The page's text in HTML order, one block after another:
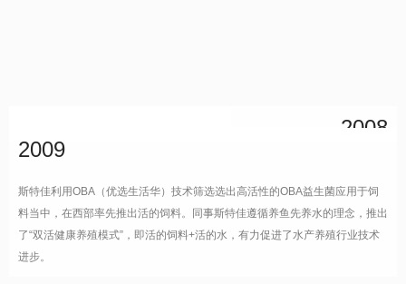
2008
区，占地50亩，总投资8000万元，拥有西部先进
的水产科生产设备。
2009
斯特佳利用OBA（优选生活华）技术筛选选出高活性的OBA益生菌应用于饲
料当中，在西部率先推出活的饲料。同事斯特佳遵循养鱼先养水的理念，推出
了“双活健康养殖模式”，即活的饲料+活的水，有力促进了水产养殖行业技术
进步。